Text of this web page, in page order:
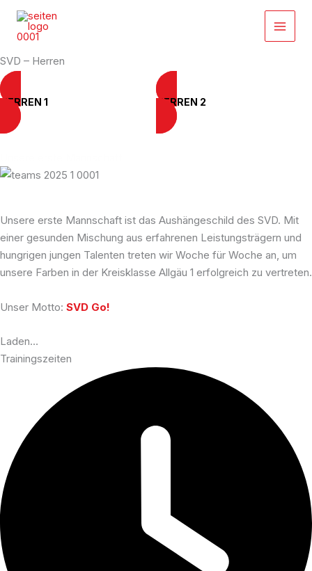
Zum
Inhalt
springen
SVD – Herren
HERREN 1 HERREN 2
Unsere erste Mannschaft ist das Aushängeschild des SVD. Mit
einer gesunden Mischung aus erfahrenen Leistungsträgern und
hungrigen jungen Talenten treten wir Woche für Woche an, um
unsere Farben in der Kreisklasse Allgäu 1 erfolgreich zu vertreten.
Unser Motto: SVD Go!
Laden…
Trainingszeiten